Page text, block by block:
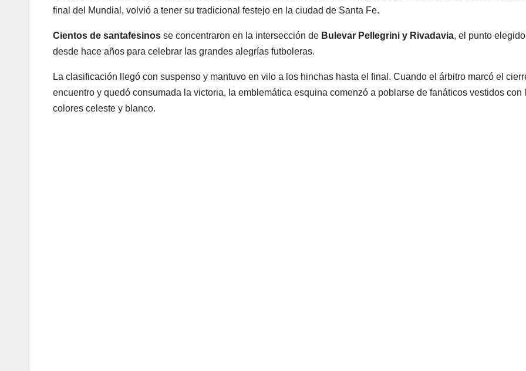
final del Mundial, volvió a tener su tradicional festejo en la ciudad de Santa Fe.
Cientos de santafesinos se concentraron en la intersección de Bulevar Pellegrini y Rivadavia, el punto elegido
desde hace años para celebrar las grandes alegrías futboleras.
La clasificación llegó con suspenso y mantuvo en vilo a los hinchas hasta el final. Cuando el árbitro marcó el
encuentro y quedó consumada la victoria, la emblemática esquina comenzó a poblarse de fanáticos vestidos con
colores celeste y blanco.